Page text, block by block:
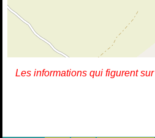
Les informations qui figurent